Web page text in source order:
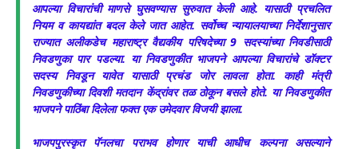
आपल्या विचारांची माणसे घुसवण्यास सुरुवात केली आहे. यासाठी प्रचलित
नियम व कायद्यांत बदल केले जात आहेत. सर्वोच्च न्यायालयाच्या निर्देशानुसार
राज्यात अलीकडेच महाराष्ट्र वैद्यकीय परिषदेच्या 9 सदस्यांच्या निवडीसाठी
निवडणुका पार पडल्या. या निवडणुकीत भाजपने आपल्या विचारांचे डॉक्टर
सदस्य निवडून यावेत यासाठी प्रचंड जोर लावला होता. काही मंत्री
निवडणुकीच्या दिवशी मतदान केंद्रांवर तळ ठोकून बसले होते. या निवडणुकीत
भाजपने पाठिंबा दिलेला फक्त एक उमेदवार विजयी झाला.
भाजपपुरस्कृत पॅनलचा पराभव होणार याची आधीच कल्पना असल्याने